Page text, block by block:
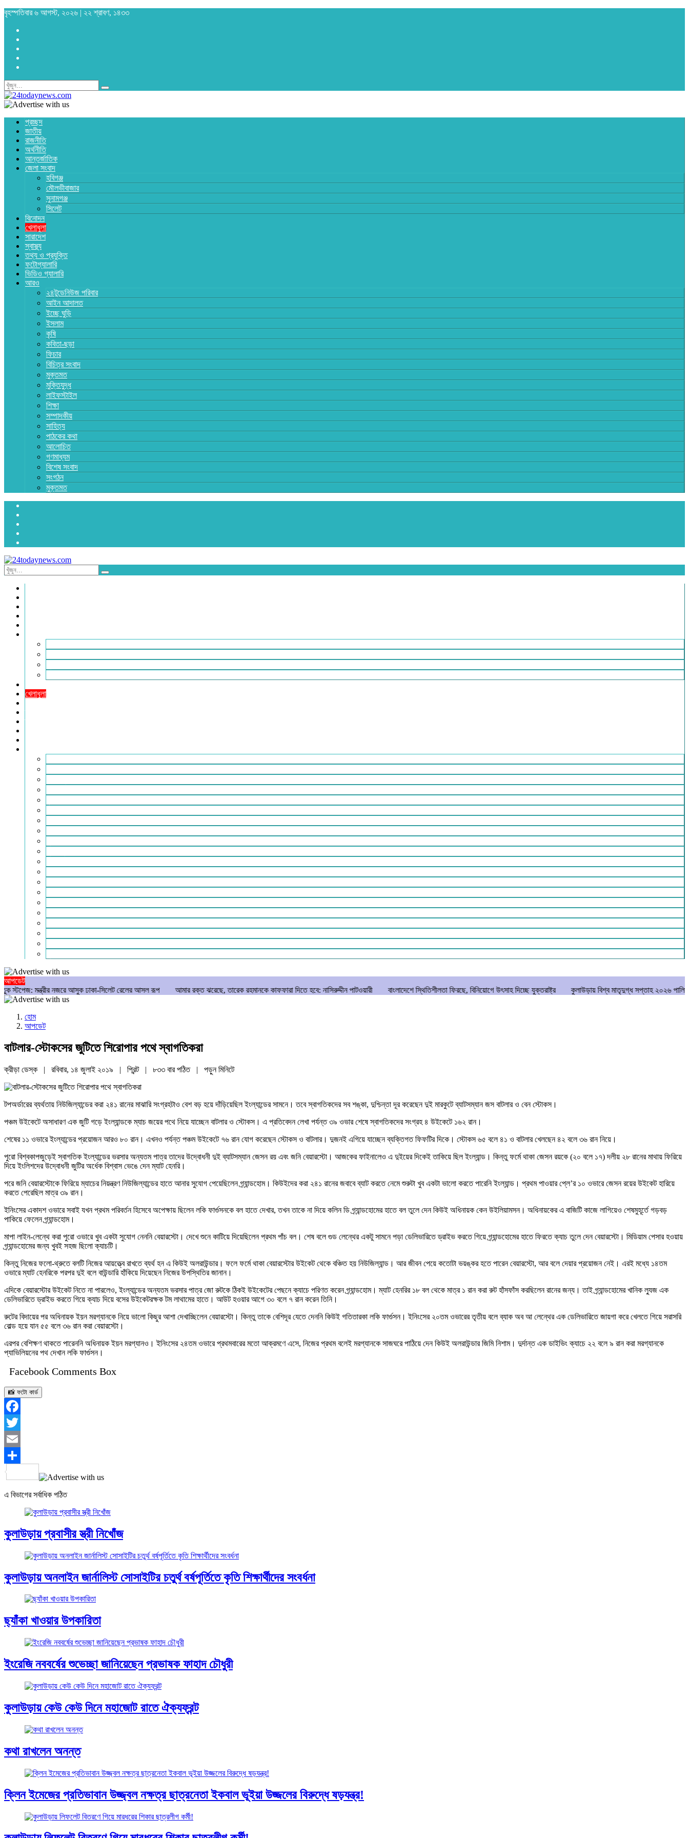
বৃহস্পতিবার ৬ আগস্ট, ২০২৬ | ২২ শ্রাবণ, ১৪৩৩
প্রচ্ছদ
জাতীয়
রাজনীতি
অর্থনীতি
আন্তর্জাতিক
জেলা সংবাদ
হবিগঞ্জ
মৌলভীবাজার
সুনামগঞ্জ
সিলেট
বিনোদন
খেলাধুলা
সারাদেশ
স্বাস্থ্য
তথ্য ও প্রযুক্তি
ফটোগ্যালারি
ভিডিও গ্যালারি
আরও
২৪টুডেনিউজ পরিবার
আইন আদালত
ইচ্ছে ঘুড়ি
ইসলাম
কৃষি
কবিতা-ছড়া
ফিচার
বিচিত্র সংবাদ
মুক্তমত
মুক্তিযুদ্ধ
লাইফস্টাইল
শিক্ষা
সম্পাদকীয়
সাহিত্য
পাঠকের কথা
আলোচিত
গণমাধ্যম
বিশেষ সংবাদ
সংগঠন
মুক্তমত
খেলাধুলা
আপডেট
নজরে আসুক ঢাকা-সিলেট রেলের আসল রূপ
আমার রক্ত ঝরেছে, তারেক রহমানকে কাফফারা দিতে হবে: নাসিরুদ্দীন পাটওয়ারী বাংলাদেশে স্থিতিশীলতা ফিরছে, বিনিয়োগে উৎসাহ দিচ্ছে যুক্তরাষ্ট্র কুলাউড়ায় বিশ্ব মাতৃদুগ্ধ সপ্তাহ ২০২৬ পালিত চুনারুঘাটে
হোম
আপডেট
বাটলার-স্টোকসের জুটিতে শিরোপার পথে স্বাগতিকরা
ক্রীড়া ডেস্ক | রবিবার, ১৪ জুলাই ২০১৯ | প্রিন্ট | ৮৩৩ বার পঠিত | পড়ুনমিনিটে
টপঅর্ডারের ব্যর্থতায় নিউজিল্যান্ডের করা ২৪১ রানের মাঝারি সংগ্রহটাও বেশ বড় হয়ে দাঁড়িয়েছিল ইংল্যান্ডের সামনে। তবে স্বাগতিকদের সব শঙ্কা, দুশ্চিন্তা দূর করেছেন দুই মারকুটে ব্যাটসম্যান জস বাটলার ও বেন স্টোকস।
পঞ্চম উইকেটে অসাধারণ এক জুটি গড়ে ইংল্যান্ডকে ম্যাচ জয়ের পথে নিয়ে যাচ্ছেন বাটলার ও স্টোকস। এ প্রতিবেদন লেখা পর্যন্ত ৩৯ ওভার শেষে স্বাগতিকদের সংগ্রহ ৪ উইকেটে ১৬২ রান।
শেষের ১১ ওভারে ইংল্যান্ডের প্রয়োজন আরও ৮০ রান। এখনও পর্যন্ত পঞ্চম উইকেটে ৭৬ রান যোগ করেছেন স্টোকস ও বাটলার। দুজনই এগিয়ে যাচ্ছেন ব্যক্তিগত ফিফটির দিকে। স্টোকস ৬৫ বলে ৪১ ও বাটলার খেলছেন ৪২ বলে ৩৬ রান নিয়ে।
পুরো বিশ্বকাপজুড়েই স্বাগতিক ইংল্যান্ডের ভরসার অন্যতম পাত্র তাদের উদ্বোধনী দুই ব্যাটসম্যান জেসন রয় এবং জনি বেয়ারস্টো। আজকের ফাইনালেও এ দুইয়ের দিকেই তাকিয়ে ছিল ইংল্যান্ড। কিন্তু ফর্মে থাকা জেসন রয়কে (২০ বলে ১৭) দলীয় ২৮ রানের মাথায় ফিরিয়ে
দিয়ে ইংলিশদের উদ্বোধনী জুটির অর্ধেক বিশ্বাস ভেঙে দেন ম্যাট হেনরি।
পরে জনি বেয়ারস্টোকে ফিরিয়ে ম্যাচের নিয়ন্ত্রণ নিউজিল্যান্ডের হাতে আনার সুযোগ পেয়েছিলেন গ্র্যান্ডহোম। কিউইদের করা ২৪১ রানের জবাবে ব্যাট করতে নেমে শুরুটা খুব একটা ভালো করতে পারেনি ইংল্যান্ড। প্রথম পাওয়ার প্লে’র ১০ ওভারে জেসন রয়ের উইকেট হারিয়ে
করতে পেরেছিল মাত্র ৩৯ রান।
ইনিংসের একাদশ ওভারে সবাই যখন প্রথম পরিবর্তন হিসেবে অপেক্ষায় ছিলেন লকি ফার্গুসনকে বল হাতে দেখার, তখন তাকে না দিয়ে কলিন ডি গ্র্যান্ডহোমের হাতে বল তুলে দেন কিউই অধিনায়ক কেন উইলিয়ামসন। অধিনায়কের এ বাজিটি কাজে লাগিয়েও শেষমুহূর্তে গড়বড়
পাকিয়ে ফেলেন গ্র্যান্ডহোম।
মাপা লাইন-লেন্থে করা পুরো ওভারে খুব একটা সুযোগ নেননি বেয়ারস্টো। দেখে শুনে কাটিয়ে দিয়েছিলেন প্রথম পাঁচ বল। শেষ বলে গুড লেন্থের একটু সামনে পড়া ডেলিভারিতে ড্রাইভ করতে গিয়ে গ্র্যান্ডহোমের হাতে ফিরতে ক্যাচ তুলে দেন বেয়ারস্টো। মিডিয়াম পেসার হওয়ায়
গ্র্যান্ডহোমের জন্য খুবই সহজ ছিলো ক্যাচটি।
কিন্তু নিজের ফলো-থ্রুতে বলটি নিজের আয়ত্ত্বে রাখতে ব্যর্থ হন এ কিউই অলরাউন্ডার। ফলে ফর্মে থাকা বেয়ারস্টোর উইকেট থেকে বঞ্চিত হয় নিউজিল্যান্ড। আর জীবন পেয়ে কতোটা ভয়ঙ্কর হতে পারেন বেয়ারস্টো, আর বলে দেয়ার প্রয়োজন নেই। এরই মধ্যে ১৪তম
ওভারে ম্যাট হেনরিকে পরপর দুই বলে বাউন্ডারি হাঁকিয়ে দিয়েছেন নিজের উপস্থিতির জানান।
এদিকে বেয়ারস্টোর উইকেট নিতে না পারলেও, ইংল্যান্ডের অন্যতম ভরসার পাত্র জো রুটকে ঠিকই উইকেটের পেছনে ক্যাচে পরিণত করেন গ্র্যান্ডহোম। ম্যাট হেনরির ১৮ বল থেকে মাত্র ১ রান করা রুট হাঁসফাঁস করছিলেন রানের জন্য। তাই গ্র্যান্ডহোমের খানিক ল্যুজ এক
ডেলিভারিতে ড্রাইভ করতে গিয়ে ক্যাচ দিয়ে বসের উইকেটরক্ষক টম লাথামের হাতে। আউট হওয়ার আগে ৩০ বলে ৭ রান করেন তিনি।
রুটের বিদায়ের পর অধিনায়ক ইয়ন মরগ্যানকে নিয়ে ভালো কিছুর আশা দেখাচ্ছিলেন বেয়ারস্টো। কিন্তু তাকে বেশিদূর যেতে দেননি কিউই গতিতারকা লকি ফার্গুসন। ইনিংসের ২০তম ওভারের তৃতীয় বলে ব্যাক অব আ লেন্থের এক ডেলিভারিতে জায়গা করে খেলতে গিয়ে সরাসরি
বোল্ড হয়ে যান ৫৫ বলে ৩৬ রান করা বেয়ারস্টো।
এরপর বেশিক্ষণ থাকতে পারেননি অধিনায়ক ইয়ন মরগ্যানও। ইনিংসের ২৪তম ওভারে প্রথমবারের মতো আক্রমণে এসে, নিজের প্রথম বলেই মরগ্যানকে সাজঘরে পাঠিয়ে দেন কিউই অলরাউন্ডার জিমি নিশাম। দুর্দান্ত এক ডাইভিং ক্যাচে ২২ বলে ৯ রান করা মরগ্যানকে
প্যাভিলিয়নের পথ দেখান লকি ফার্গুসন।
Facebook Comments Box
📸 ফটো কার্ড
Facebook
Twitter
Email
Share
এ বিভাগের সর্বাধিক পঠিত
কুলাউড়ায় প্রবাসীর স্ত্রী নিখোঁজ
কুলাউড়ায় অনলাইন জার্নালিস্ট সোসাইটির চতুর্থ বর্ষপূর্তিতে কৃতি শিক্ষার্থীদের সংবর্ধনা
ছ্যাঁকা খাওয়ার উপকারিতা
ইংরেজি নববর্ষের শুভেচ্ছা জানিয়েছেন প্রভাষক ফাহাদ চৌধুরী
কুলাউড়ায় কেউ কেউ দিনে মহাজোট রাতে ঐক্যফ্রন্ট
কথা রাখলেন অনন্ত
ক্লিন ইমেজের প্রতিভাবান উজ্জ্বল নক্ষত্র ছাত্রনেতা ইকবাল ভূইয়া উজ্জলের বিরুদ্ধে ষড়যন্ত্র!